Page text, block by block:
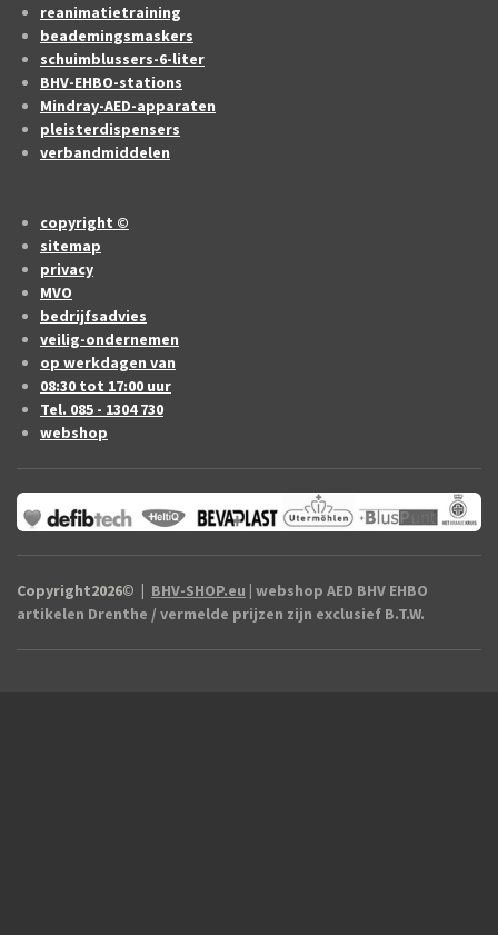
reanimatietraining
beademingsmaskers
schuimblussers-6-liter
BHV-EHBO-stations
Mindray-AED-apparaten
pleisterdispensers
verbandmiddelen
copyright ©
sitemap
privacy
MVO
bedrijfsadvies
veilig-ondernemen
op werkdagen van
08:30 tot 17:00 uur
Tel. 085 - 1304 730
webshop
Copyright2026© | BHV-SHOP.eu | webshop AED BHV EHBO
artikelen Drenthe / vermelde prijzen zijn exclusief B.T.W.